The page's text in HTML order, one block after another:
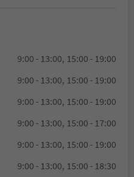
9:00 - 13:00, 15:00 - 19:00
9:00 - 13:00, 15:00 - 19:00
9:00 - 13:00, 15:00 - 19:00
9:00 - 13:00, 15:00 - 17:00
9:00 - 13:00, 15:00 - 19:00
9:00 - 13:00, 15:00 - 18:30